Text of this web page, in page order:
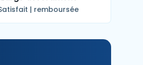
| remboursée